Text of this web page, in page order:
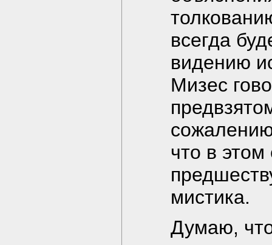
всегда
видению
Мизес
что в
мистика.
Думаю,